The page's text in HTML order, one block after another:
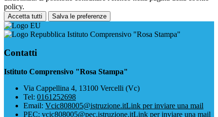
policy.
Accetta tutti Salva le preferenze
Istituto Comprensivo "Rosa Stampa"
Contatti
Istituto Comprensivo "Rosa Stampa"
Via Cappellina 4, 13100 Vercelli (Vc)
Tel: 0161252698
Email: Vcic808005@istruzione.itLink per inviare una mail
PEC: vcic808005@pec.istruzione.itLink per inviare una mail